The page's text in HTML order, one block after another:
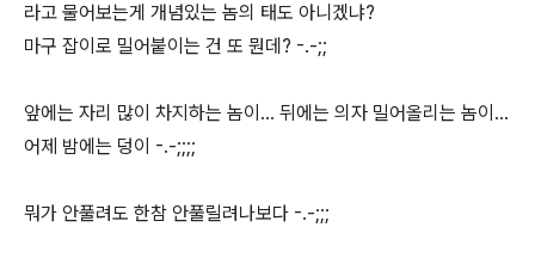
라고 물어보는게 개념있는 놈의 태도 아니겠냐?
마구 잡이로 밀어붙이는 건 또 뭔데? -.-;;
앞에는 자리 많이 차지하는 놈이... 뒤에는 의자 밀어올리는 놈이...
어제 밤에는 덩이 -.-;;;;
뭐가 안풀려도 한참 안풀릴려나보다 -.-;;;